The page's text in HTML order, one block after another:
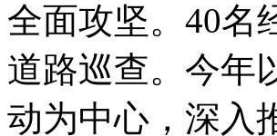
全面攻坚。40名
道路巡查。今年
动为中心，深入